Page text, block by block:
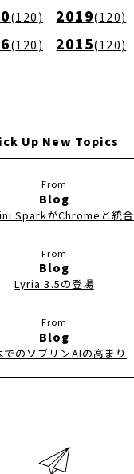
(120 ) 2019(120)
(120 ) 2015(120)
Up New Topics
Blog
SparkがChromeと統合
Blog
Lyria 3.5の登場
Blog
でのソブリンAIの高まり